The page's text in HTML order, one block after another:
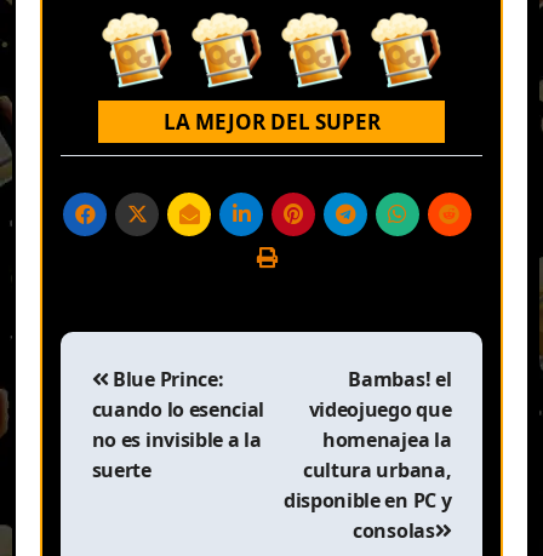
LA MEJOR DEL SUPER
Navegación
entradas
Blue Prince:
cuando lo esencial
no es invisible a la
suerte
Bambas! el
videojuego que
homenajea la
cultura urbana,
disponible en PC y
consolas